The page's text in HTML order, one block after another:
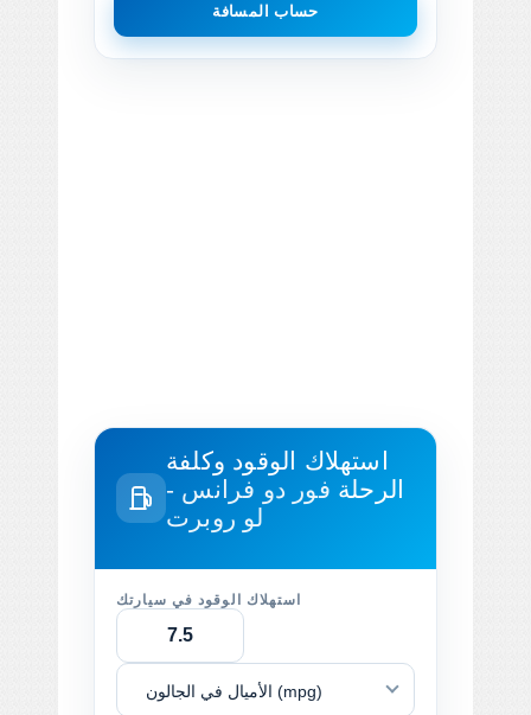
حساب المسافة
استهلاك الوقود وكلفة
الرحلة فور دو فرانس -
لو روبرت
استهلاك الوقود في سيارتك
الأميال في الجالون (mpg)